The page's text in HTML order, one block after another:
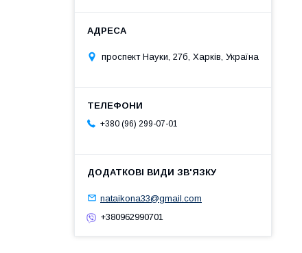
проспект Науки, 27б, Харків, Україна
+380 (96) 299-07-01
nataikona33@gmail.com
+380962990701